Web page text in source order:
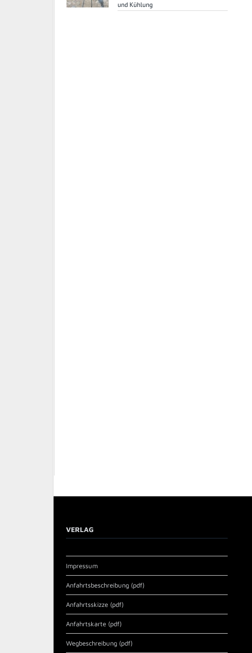
und Kühlung
VERLAG
Impressum
Anfahrtsbeschreibung (pdf)
Anfahrtsskizze (pdf)
Anfahrtskarte (pdf)
Wegbeschreibung (pdf)